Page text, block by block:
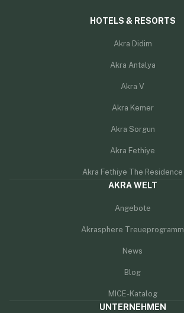
HOTELS & RESORTS
Akra Didim
Akra Antalya
Akra V
Akra Kemer
Akra Sorgun
Akra Fethiye
Akra Fethiye The Residence
AKRA WELT
Angebote
Akrasphere Treueprogramm
News
Blog
MICE-Katalog
UNTERNEHMEN